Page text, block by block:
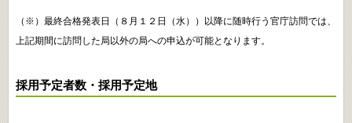
（※）最終合格発表日（８月１２日（水））以降に随時行う官庁訪問では、
上記期間に訪問した局以外の局への申込が可能となります。
採用予定者数・採用予定地